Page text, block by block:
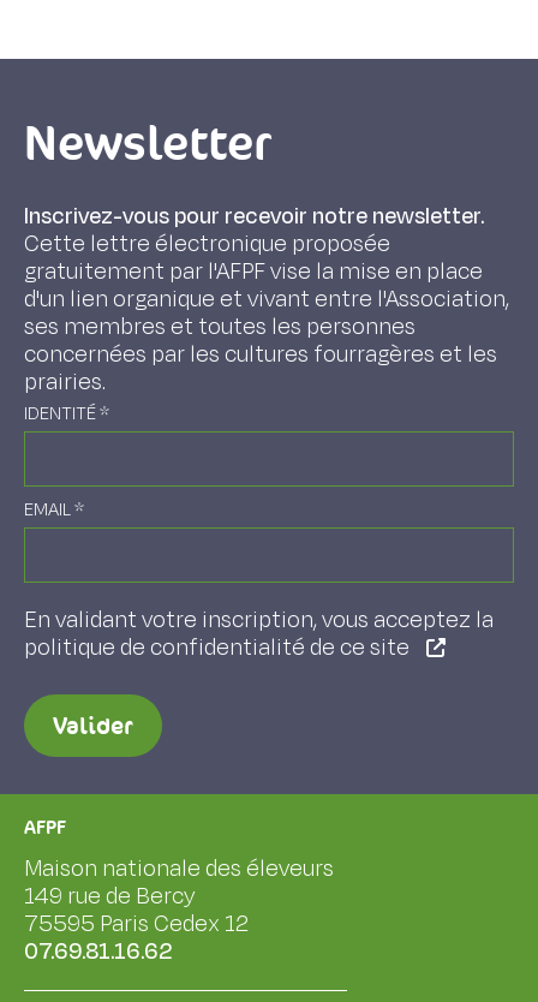
Newsletter
Inscrivez-vous pour recevoir notre newsletter.
Cette lettre électronique proposée
gratuitement par l'AFPF vise la mise en place
d'un lien organique et vivant entre l'Association,
ses membres et toutes les personnes
concernées par les cultures fourragères et les
prairies.
IDENTITÉ*
EMAIL*
En validant votre inscription, vous acceptez la
politique de confidentialité de ce site
Valider
AFPF
Maison nationale des éleveurs
149 rue de Bercy
75595 Paris Cedex 12
07.69.81.16.62